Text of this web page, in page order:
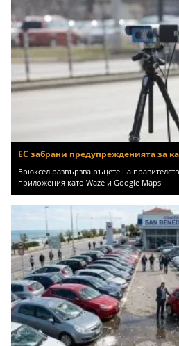
ЕС забрани предупрежденията за
Брюксел развързва ръцете на
приложения като Waze и Google Maps